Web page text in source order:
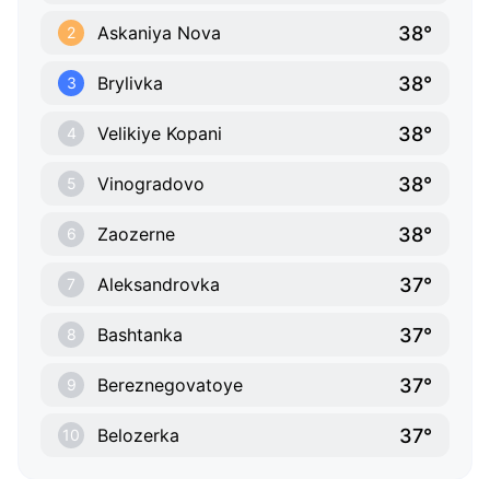
2 Askaniya Nova 38°
3 Brylivka 38°
4 Velikiye Kopani 38°
5 Vinogradovo 38°
6 Zaozerne 38°
7 Aleksandrovka 37°
8 Bashtanka 37°
9 Bereznegovatoye 37°
10 Belozerka 37°